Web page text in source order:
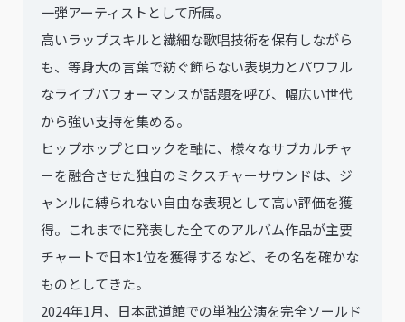
一弾アーティストとして所属。
高いラップスキルと繊細な歌唱技術を保有しながら
も、等身大の言葉で紡ぐ飾らない表現力とパワフル
なライブパフォーマンスが話題を呼び、幅広い世代
から強い支持を集める。
ヒップホップとロックを軸に、様々なサブカルチャ
ーを融合させた独自のミクスチャーサウンドは、ジ
ャンルに縛られない自由な表現として高い評価を獲
得。これまでに発表した全てのアルバム作品が主要
チャートで日本1位を獲得するなど、その名を確かな
ものとしてきた。
2024年1月、日本武道館での単独公演を完全ソールド